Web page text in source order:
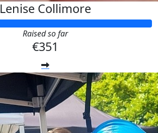
Lenise Collimore
Raised so far
€351